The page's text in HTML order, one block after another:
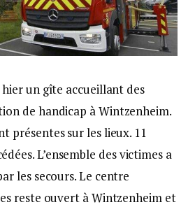
hier un gîte accueillant des
de handicap à Wintzenheim.
présentes sur les lieux. 11
L’ensemble des victimes a
les secours. Le centre
reste ouvert à Wintzenheim et